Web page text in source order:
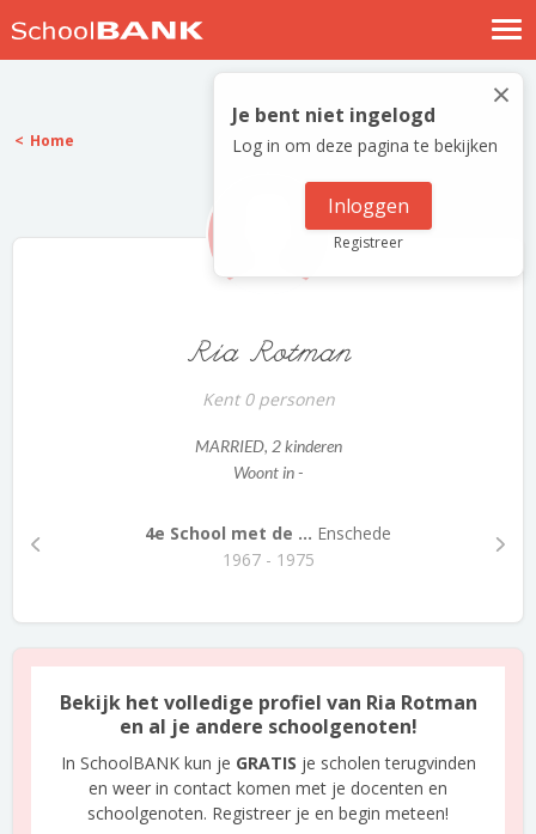
Nostalgische verhalen
Log in
Meld je gratis aan
×
Je bent niet ingelogd
Log in om deze pagina te bekijken
Inloggen
Registreer
Home
Ria Rotman
Kent 0 personen
MARRIED, 2 kinderen
Woont in -
4e School met de ... Enschede
1967 - 1975
Bekijk het volledige profiel van Ria Rotman
en al je andere schoolgenoten!
In SchoolBANK kun je GRATIS je scholen terugvinden
en weer in contact komen met je docenten en
schoolgenoten. Registreer je en begin meteen!